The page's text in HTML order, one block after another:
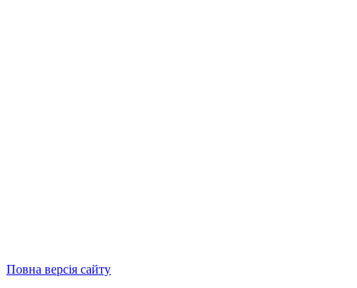
Повна версія сайту